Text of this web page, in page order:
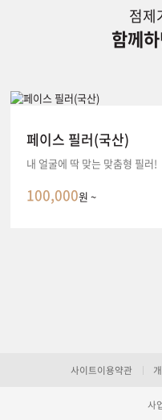
점제
함께
페이스 필러(국산)
내 얼굴에 딱 맞는 맞춤형 필러!
100,000원 ~
사이트이용약관
사